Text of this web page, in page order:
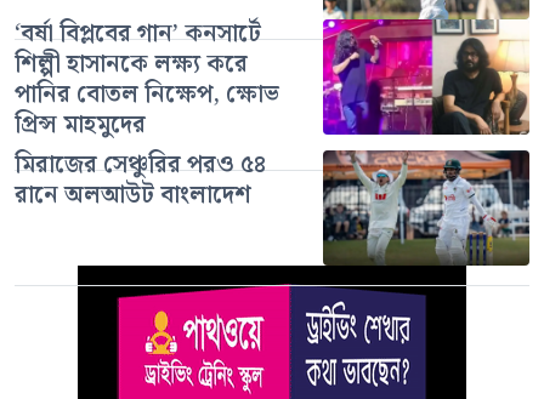
‘বর্ষা বিপ্লবের গান’ কনসার্টে
শিল্পী হাসানকে লক্ষ্য করে
পানির বোতল নিক্ষেপ, ক্ষোভ
প্রিন্স মাহমুদের
মিরাজের সেঞ্চুরির পরও ৫৪
রানে অলআউট বাংলাদেশ